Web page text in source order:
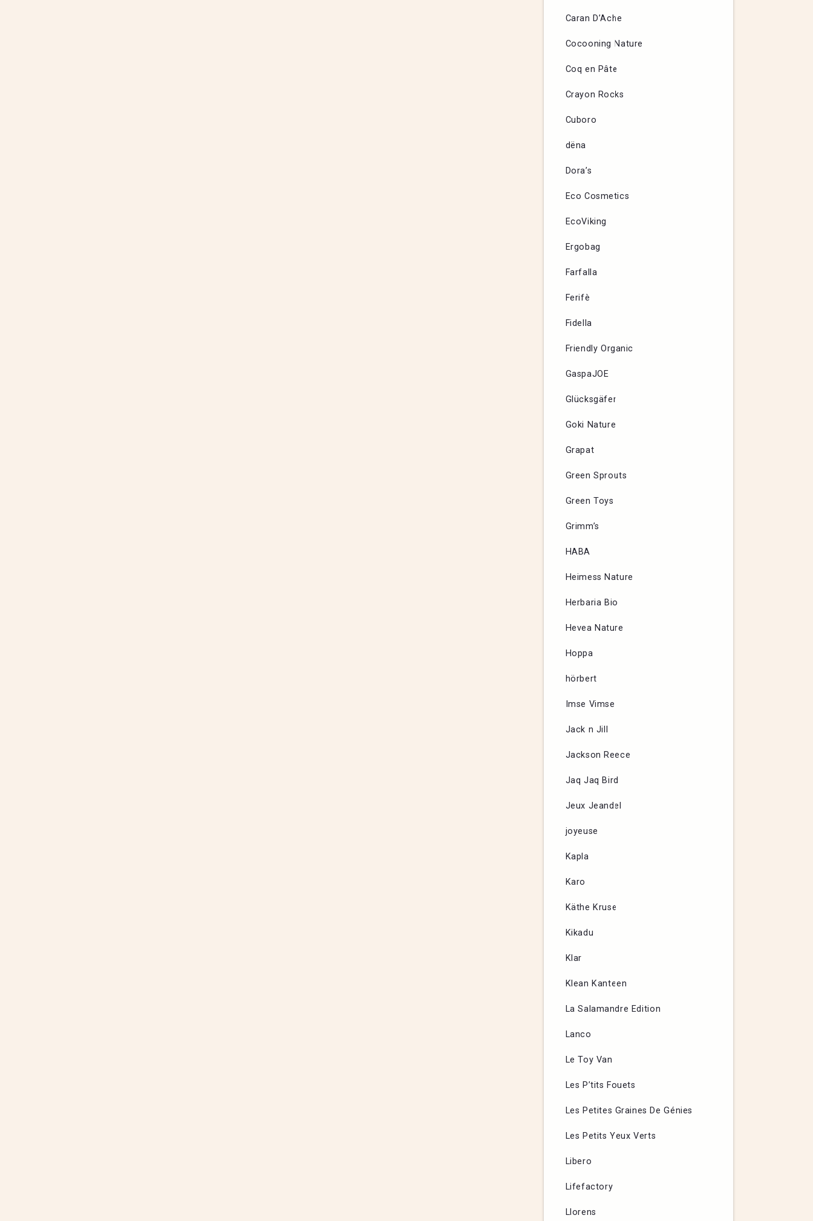
Caran D’Ache
Cocooning Nature
Coq en Pâte
Crayon Rocks
Cuboro
dëna
Dora’s
Eco Cosmetics
EcoViking
Ergobag
Farfalla
Ferifè
Fidella
Friendly Organic
GaspaJOE
Glücksgäfer
Goki Nature
Grapat
Green Sprouts
Green Toys
Grimm’s
HABA
Heimess Nature
Herbaria Bio
Hevea Nature
Hoppa
hörbert
Imse Vimse
Jack n Jill
Jackson Reece
Jaq Jaq Bird
Jeux Jeandel
joyeuse
Kapla
Karo
Käthe Kruse
Kikadu
Klar
Klean Kanteen
La Salamandre Edition
Lanco
Le Toy Van
Les P’tits Fouets
Les Petites Graines De Génies
Les Petits Yeux Verts
Libero
Lifefactory
Llorens